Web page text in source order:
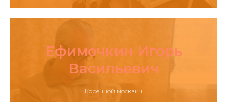
Ефимочкин Игорь
Васильевич
Коренной москвич